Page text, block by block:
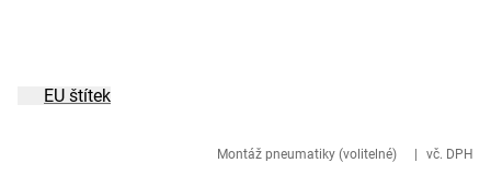
Montáž pneumatiky (volitelné) vč. DPH
EU štítek